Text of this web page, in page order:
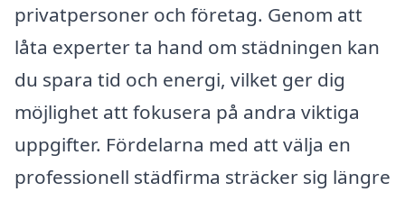
privatpersoner och företag. Genom att
låta experter ta hand om städningen kan
du spara tid och energi, vilket ger dig
möjlighet att fokusera på andra viktiga
uppgifter. Fördelarna med att välja en
professionell städfirma sträcker sig längre